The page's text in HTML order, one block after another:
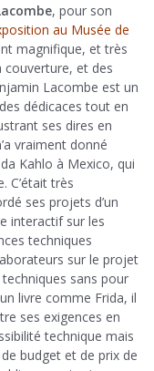
, pour son
au Musée de
magnifique, et très
et des
Lacombe est un
dédicaces tout en
ses dires en
vraiment donné
Kahlo à Mexico, qui
C’était très
ses projets d’un
interactif sur les
techniques
sur le projet
sans pour
livre comme Frida, il
ses exigences en
technique mais
budget et de prix de